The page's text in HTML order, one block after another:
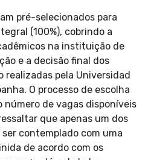
pré-selecionados para
(100%), cobrindo a
na instituição de
e a decisão final dos
realizadas pela Universidad
O processo de escolha
número de vagas disponíveis
que apenas um dos
contemplado com uma
de acordo com os